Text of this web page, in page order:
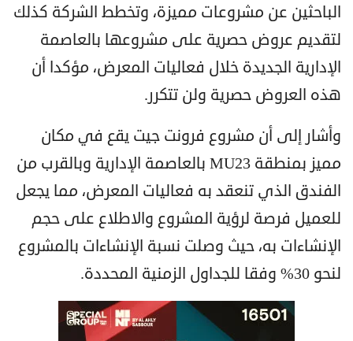
الباحثين عن مشروعات مميزة، وتخطط الشركة كذلك
لتقديم عروض حصرية على مشروعها بالعاصمة
الإدارية الجديدة خلال فعاليات المعرض، مؤكدا أن
هذه العروض حصرية ولن تتكرر.
وأشار إلى أن مشروع فرونت جيت يقع في مكان
مميز بمنطقة MU23 بالعاصمة الإدارية وبالقرب من
الفندق الذي تنعقد به فعاليات المعرض، مما يجعل
للعميل فرصة لرؤية المشروع والاطلاع على حجم
الإنشاءات به، حيث وصلت نسبة الإنشاءات بالمشروع
لنحو 30% وفقا للجداول الزمنية المحددة.